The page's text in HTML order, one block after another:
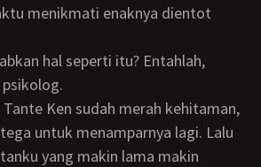
menikmati enaknya dientot
untuk menamparnya lagi. Lalu
yang makin lama makin